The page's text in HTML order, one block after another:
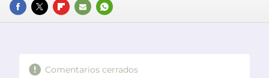
FACEBOOK
TWITTERFLIPBOARD
E-
WHATSAPP
Comentarios cerrados